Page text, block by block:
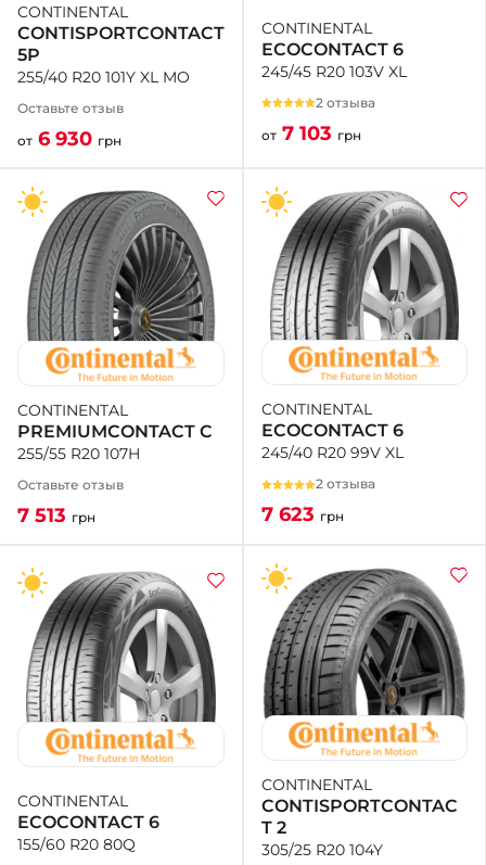
CONTINENTAL
CONTISPORTCONTACT
5P
255/40 R20 101Y XL MO
Оставьте отзыв
от 6 930 грн
CONTINENTAL
ECOCONTACT 6
245/45 R20 103V XL
2 отзыва
от 7 103 грн
CONTINENTAL
PREMIUMCONTACT C
255/55 R20 107H
Оставьте отзыв
7 513 грн
CONTINENTAL
ECOCONTACT 6
245/40 R20 99V XL
2 отзыва
7 623 грн
CONTINENTAL
ECOCONTACT 6
155/60 R20 80Q
CONTINENTAL
CONTISPORTCONTAC
T 2
305/25 R20 104Y